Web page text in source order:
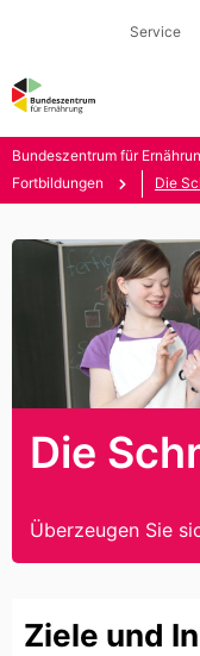
Service
Bundeszentrum für
Fortbildungen
Die
Die
Überzeugen Sie
Ziele und